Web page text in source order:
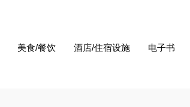
美食/餐饮 酒店/住宿设施 电子书